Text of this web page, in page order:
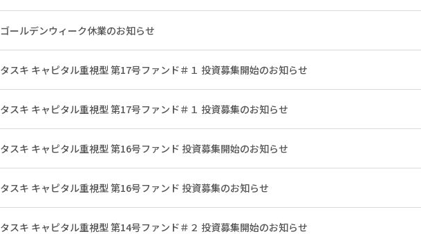
ゴールデンウィーク休業のお知らせ
タスキ キャピタル重視型 第17号ファンド＃１ 投資募集開始のお知らせ
タスキ キャピタル重視型 第17号ファンド＃１ 投資募集のお知らせ
タスキ キャピタル重視型 第16号ファンド 投資募集開始のお知らせ
タスキ キャピタル重視型 第16号ファンド 投資募集のお知らせ
タスキ キャピタル重視型 第14号ファンド＃２ 投資募集開始のお知らせ